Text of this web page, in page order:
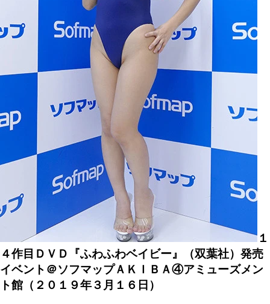
１
４作目ＤＶＤ『ふわふわベイビー』（双葉社）発売
イベント＠ソフマップＡＫＩＢＡ④アミューズメン
ト館（２０１９年３月１６日）